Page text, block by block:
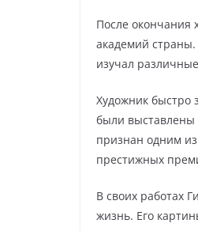
После окончания
академий
изучал
Художник быстро
были выставлены
признан одним
престижных
В своих работах
жизнь. Его